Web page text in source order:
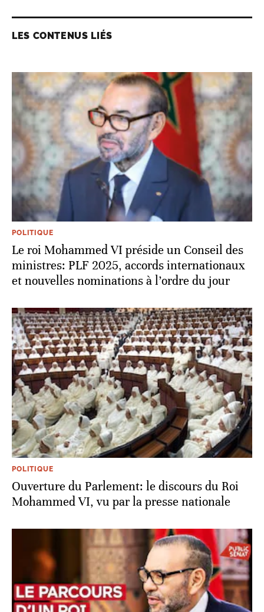
LES CONTENUS LIÉS
POLITIQUE
Le roi Mohammed VI préside un Conseil des
ministres: PLF 2025, accords internationaux
et nouvelles nominations à l’ordre du jour
POLITIQUE
Ouverture du Parlement: le discours du Roi
Mohammed VI, vu par la presse nationale